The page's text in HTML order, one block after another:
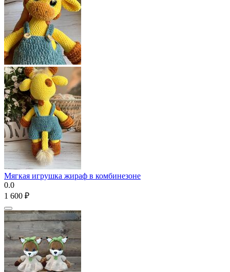
Мягкая игрушка жираф в комбинезоне
0.0
1 600 ₽